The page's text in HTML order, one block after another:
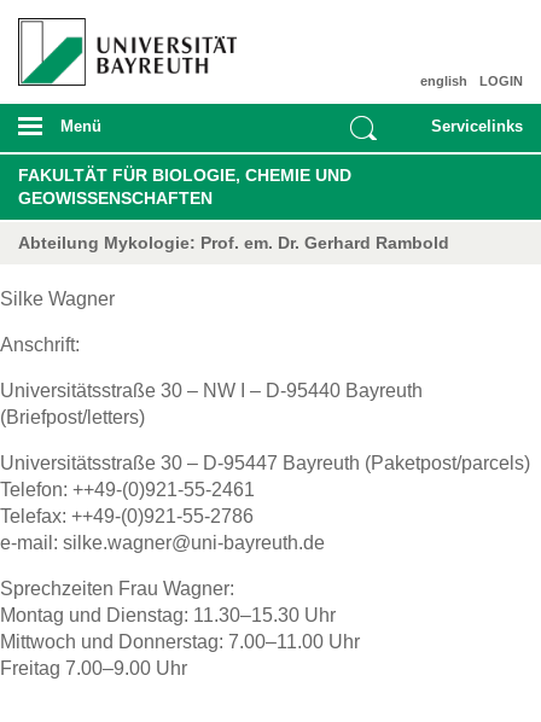
LOGIN
english
Menü Servicelinks
FAKULTÄT FÜR BIOLOGIE, CHEMIE UND
GEOWISSENSCHAFTEN
Abteilung Mykologie: Prof. em. Dr. Gerhard Rambold
Silke Wagner
Anschrift:
Universitätsstraße 30 – NW I – D-95440 Bayreuth
(Briefpost/letters)
Universitätsstraße 30 – D-95447 Bayreuth (Paketpost/parcels)
Telefon: ++49-(0)921-55-2461
Telefax: ++49-(0)921-55-2786
e-mail: silke.wagner@uni-bayreuth.de
Sprechzeiten Frau Wagner:
Montag und Dienstag: 11.30–15.30 Uhr
Mittwoch und Donnerstag: 7.00–11.00 Uhr
Freitag 7.00–9.00 Uhr